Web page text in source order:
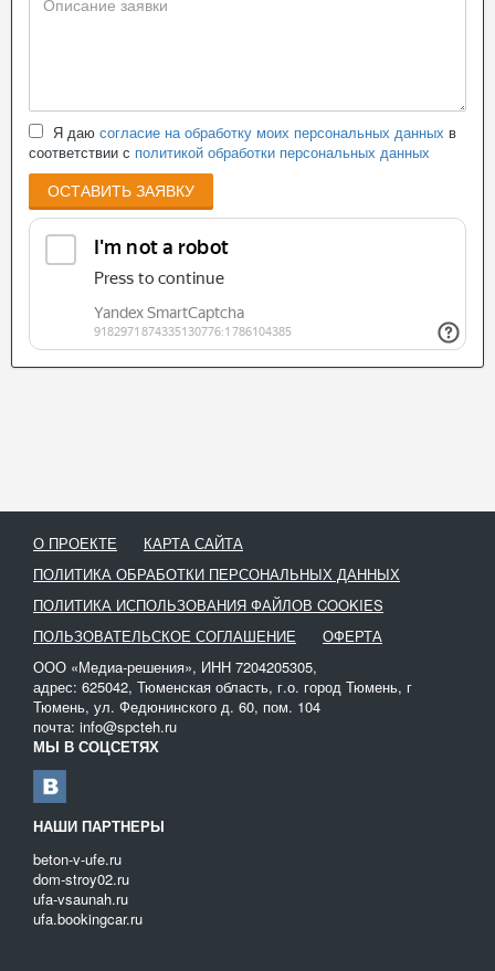
Я даю согласие на обработку моих персональных данных в
соответствии с политикой обработки персональных данных
ОСТАВИТЬ ЗАЯВКУ
О ПРОЕКТЕ
КАРТА САЙТА
ПОЛИТИКА ОБРАБОТКИ ПЕРСОНАЛЬНЫХ ДАННЫХ
ПОЛИТИКА ИСПОЛЬЗОВАНИЯ ФАЙЛОВ COOKIES
ПОЛЬЗОВАТЕЛЬСКОЕ СОГЛАШЕНИЕ
ОФЕРТА
ООО «Медиа-решения», ИНН 7204205305,
адрес: 625042, Тюменская область, г.о. город Тюмень, г
Тюмень, ул. Федюнинского д. 60, пом. 104
почта: info@spcteh.ru
МЫ В СОЦСЕТЯХ
НАШИ ПАРТНЕРЫ
beton-v-ufe.ru
dom-stroy02.ru
ufa-vsaunah.ru
ufa.bookingcar.ru